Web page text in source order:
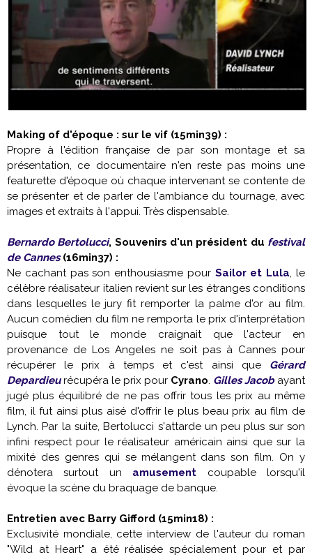
Making of d'époque : sur le vif (15min39) :
Propre à l'édition française de par son montage et sa
présentation, ce documentaire n'en reste pas moins une
featurette d'époque où chaque intervenant se contente de
se présenter et de parler de l'ambiance du tournage, avec
images et extraits à l'appui. Très dispensable.
Bernardo Bertolucci, Souvenirs d'un président du festival
de Cannes(16min37) :
Ne cachant pas son enthousiasme pour Sailor et Lula, le
célèbre réalisateur italien revient sur les étranges conditions
dans lesquelles le jury fit remporter la palme d'or au film.
Aucun comédien du film ne remporta le prix d'interprétation
puisque tout le monde craignait que l'acteur en
provenance de Los Angeles ne soit pas à Cannes pour
récupérer le prix à temps et c'est ainsi que Gérard
Depardieurécupéra le prix pour Cyrano. Gilles Jacobayant
jugé plus équilibré de ne pas offrir tous les prix au même
film, il fut ainsi plus aisé d'offrir le plus beau prix au film de
Lynch. Par la suite, Bertolucci s'attarde un peu plus sur son
infini respect pour le réalisateur américain ainsi que sur la
mixité des genres qui se mélangent dans son film. On y
dénotera surtout un amusement coupable lorsqu'il
évoque la scène du braquage de banque.
Entretien avec Barry Gifford (15min18) :
Exclusivité mondiale, cette interview de l'auteur du roman
"Wild at Heart" a été réalisée spécialement pour et par